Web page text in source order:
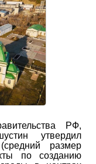
РФ,
утвердил
размер
по созданию